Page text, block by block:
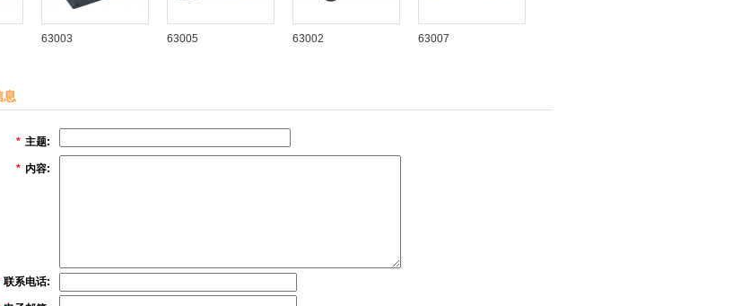
63003 63005 63002 63007
息
* 主题:
* 内容:
联系电话: